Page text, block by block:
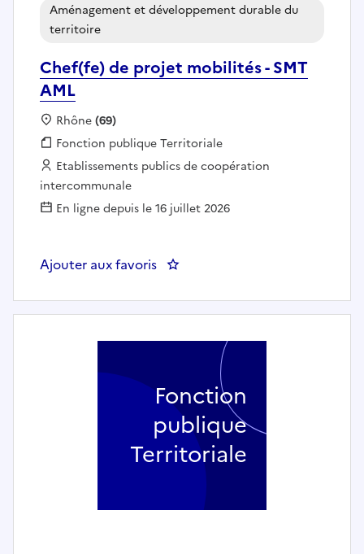
Chef(fe) de projet mobilités - SMT
AML
Aménagement et développement durable du
territoire
Localisation :
Rhône(69)
Fonction publique :
Fonction publique Territoriale
Employeur :
Etablissements publics de coopération
intercommunale
En ligne depuis le 16 juillet 2026
Ajouter aux favoris : Chef(fe) de projet mobilités -
Fonction
publique
Territoriale